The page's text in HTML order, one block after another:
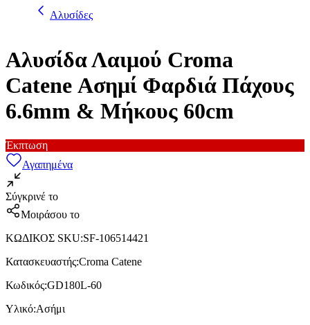
Αλυσίδες
Αλυσίδα Λαιμού Croma
Catene Ασημί Φαρδιά Πάχους
6.6mm & Μήκους 60cm
Έκπτωση
Αγαπημένα
Σύγκρινέ το
Μοιράσου το
ΚΩΔΙΚΟΣ SKU:SF-106514421
Κατασκευαστής:Croma Catene
Κωδικός:GD180L-60
Υλικό:Ασήμι